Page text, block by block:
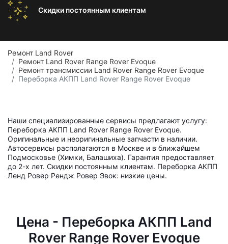
Скидки постоянным клиентам
Ремонт Land Rover
Ремонт Land Rover Range Rover Evoque
Ремонт трансмиссии Land Rover Range Rover Evoque
Переборка АКПП Land Rover Range Rover Evoque
Наши специализированные сервисы предлагают услугу:
Переборка АКПП Land Rover Range Rover Evoque.
Оригинальные и неоригинальные запчасти в наличии.
Автосервисы располагаются в Москве и в ближайшем
Подмосковье (Химки, Балашиха). Гарантия предоставляет
до 2-х лет. Скидки постоянным клиентам. Переборка АКПП
Ленд Ровер Рендж Ровер Эвок: низкие цены.
Цена - Переборка АКПП Land
Rover Range Rover Evoque